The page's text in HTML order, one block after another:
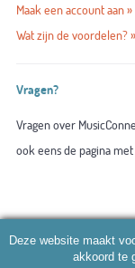
Maak een account aan »
Wat zijn de voordelen? »
Vragen?
Vragen over
ook eens de pagina
Deze website maakt
akkoord te